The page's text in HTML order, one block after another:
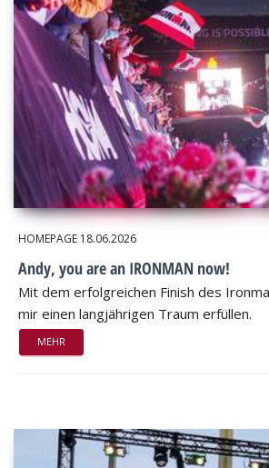
HOMEPAGE 18.06.2026
Andy, you are an IRONMAN now!
Mit dem erfolgreichen Finish des
mir einen langjährigen Traum erfüllen.
MEHR